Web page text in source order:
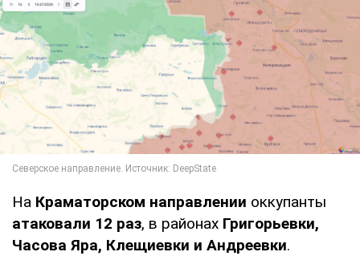
На Краматорском направлении оккупанты
атаковали 12 раз, в районах Григорьевки,
Часова Яра, Клещиевки и Андреевки.